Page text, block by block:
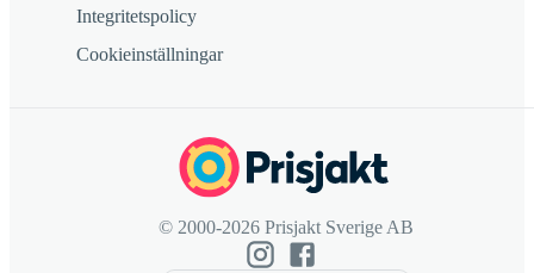
Integritetspolicy
Cookieinställningar
© 2000-2026 Prisjakt Sverige AB